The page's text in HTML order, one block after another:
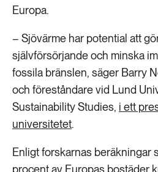
Europa.
– Sjövärme har potential att
självförsörjande och minska
fossila bränslen, säger Barry
och föreståndare vid Lund
Sustainability Studies, i ett
universitetet.
Enligt forskarnas beräkningar
procent av Europas bostäder